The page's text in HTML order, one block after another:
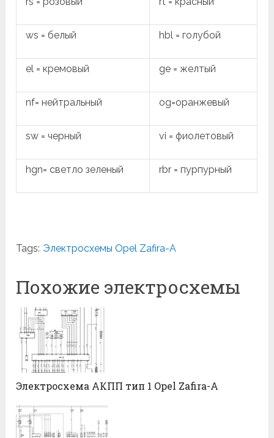
ws = белый hbl = голубой
el = кремовый ge = желтый
nf= нейтральный og=оранжевый
sw = черный vi = фиолетовый
hgn= светло зеленый rbr = пурпурный
Tags: Электросхемы Opel Zafira-A
Похожие электросхемы
Электросхема АКПП тип 1 Opel Zafira-A